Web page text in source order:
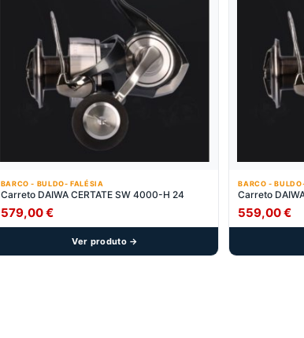
BARCO - BULDO- FALÉSIA
Carreto DAIWA CERTATE SW 4000-H 24
579,00€
Ver produto →
BARCO -
Carreto
559,00€